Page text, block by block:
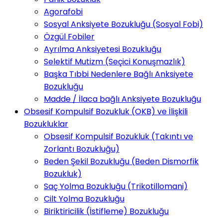
Agorafobi
Sosyal Anksiyete Bozukluğu (Sosyal Fobi)
Özgül Fobiler
Ayrılma Anksiyetesi Bozukluğu
Selektif Mutizm (Seçici Konuşmazlık)
Başka Tıbbi Nedenlere Bağlı Anksiyete
Bozukluğu
Madde / İlaca bağlı Anksiyete Bozukluğu
Obsesif Kompulsif Bozukluk (OKB) ve İlişkili
Bozukluklar
Obsesif Kompulsif Bozukluk (Takıntı ve
Zorlantı Bozukluğu)
Beden Şekil Bozukluğu (Beden Dismorfik
Bozukluk)
Saç Yolma Bozukluğu (Trikotillomani)
Cilt Yolma Bozukluğu
Biriktiricilik (İstifleme) Bozukluğu